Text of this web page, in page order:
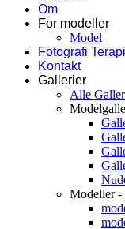
Om
For modeller
Model
Fotografi Terapi
Kontakt
Gallerier
Alle
Modeller -